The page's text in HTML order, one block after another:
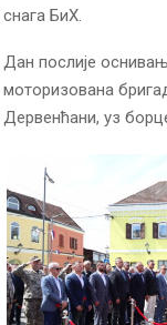
снага БиХ.
Дан послије
моторизована
Дервенћани, уз